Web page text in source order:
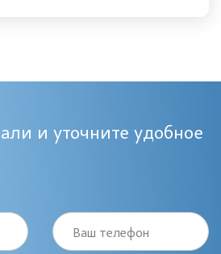
и уточните удобное
Ваш телефон